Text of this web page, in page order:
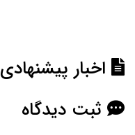
اخبار پیشنهادی
ثبت دیدگاه